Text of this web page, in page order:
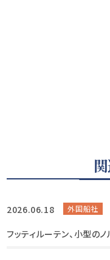
2026.06.18 外国船社
フッティルーテン、小型の